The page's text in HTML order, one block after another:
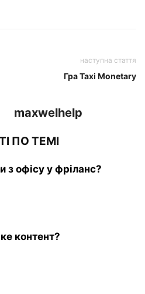
наступна стаття
Гра Taxi Monetary
maxwelhelp
ПО ТЕМІ
з офісу у фріланс?
контент?